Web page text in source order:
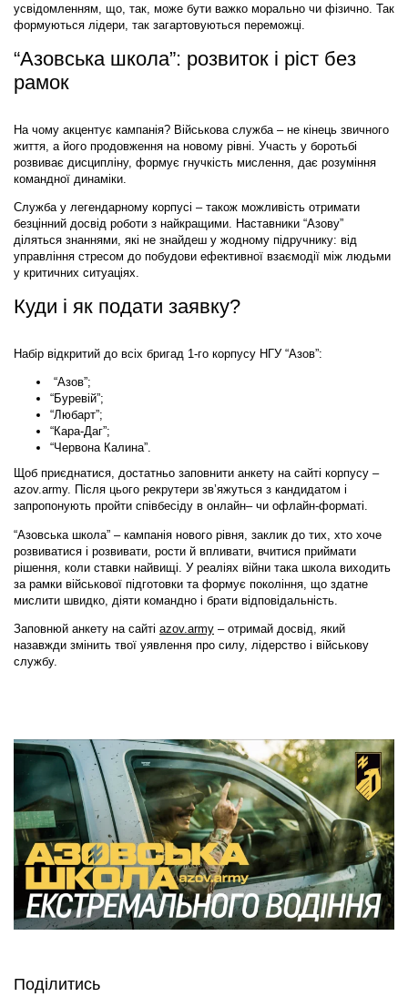
усвідомленням, що, так, може бути важко морально чи фізично. Так
формуються лідери, так загартовуються переможці.
“Азовська школа”: розвиток і ріст без
рамок
На чому акцентує кампанія? Військова служба – не кінець звичного
життя, а його продовження на новому рівні. Участь у боротьбі
розвиває дисципліну, формує гнучкість мислення, дає розуміння
командної динаміки.
Служба у легендарному корпусі – також можливість отримати
безцінний досвід роботи з найкращими. Наставники “Азову”
діляться знаннями, які не знайдеш у жодному підручнику: від
управління стресом до побудови ефективної взаємодії між людьми
у критичних ситуаціях.
Куди і як подати заявку?
Набір відкритий до всіх бригад 1-го корпусу НГУ “Азов”:
“Азов”;
“Буревій”;
“Любарт”;
“Кара-Даг”;
“Червона Калина”.
Щоб приєднатися, достатньо заповнити анкету на сайті корпусу –
azov.army. Після цього рекрутери зв’яжуться з кандидатом і
запропонують пройти співбесіду в онлайн– чи офлайн-форматі.
“Азовська школа” – кампанія нового рівня, заклик до тих, хто хоче
розвиватися і розвивати, рости й впливати, вчитися приймати
рішення, коли ставки найвищі. У реаліях війни така школа виходить
за рамки військової підготовки та формує покоління, що здатне
мислити швидко, діяти командно і брати відповідальність.
Заповнюй анкету на сайті azov.army – отримай досвід, який
назавжди змінить твої уявлення про силу, лідерство і військову
службу.
Поділитись